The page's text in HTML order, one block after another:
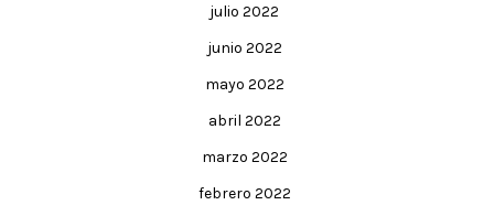
julio 2022
junio 2022
mayo 2022
abril 2022
marzo 2022
febrero 2022